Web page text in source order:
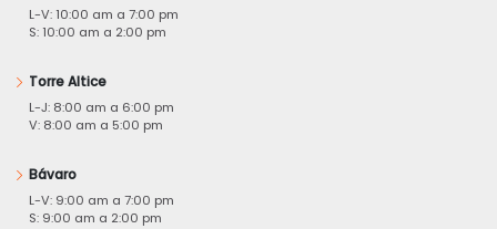
L-V: 10:00 am a 7:00 pm
S: 10:00 am a 2:00 pm
Torre Altice
L-J: 8:00 am a 6:00 pm
V: 8:00 am a 5:00 pm
Bávaro
L-V: 9:00 am a 7:00 pm
S: 9:00 am a 2:00 pm